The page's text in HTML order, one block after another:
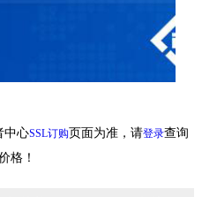
中心SSL订购页面为准，请登录查询
格！